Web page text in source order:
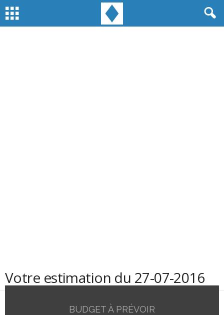
Votre estimation du 27-07-2016
BUDGET À PRÉVOIR